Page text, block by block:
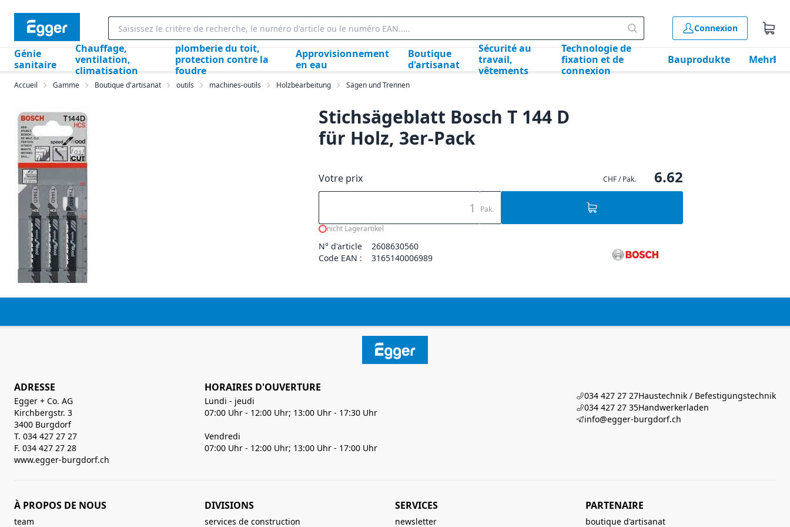
Connexion
Génie
sanitaire
Chauffage,
ventilation,
climatisation
plomberie du toit,
protection contre la
foudre
Approvisionnement
en eau
Boutique
d'artisanat
Sécurité au
travail,
vêtements
Technologie de
fixation et de
connexion
Bauprodukte Mehr
Accueil Gamme Boutique d'artisanat outils machines-outils Holzbearbeitung Sägen und Trennen
Stichsägeblatt Bosch T 144 D
für Holz, 3er-Pack
Votre prix CHF / Pak. 6.62
Pak.
nicht Lagerartikel
N° d'article
2608630560
Code EAN :
3165140006989
ADRESSE
Egger + Co. AG
Kirchbergstr. 3
3400 Burgdorf
T. 034 427 27 27
F. 034 427 27 28
www.egger-burgdorf.ch
HORAIRES D'OUVERTURE
Lundi - jeudi
07:00 Uhr - 12:00 Uhr; 13:00 Uhr - 17:30 Uhr
Vendredi
07:00 Uhr - 12:00 Uhr; 13:00 Uhr - 17:00 Uhr
034 427 27 27Haustechnik / Befestigungstechnik
034 427 27 35Handwerkerladen
info@egger-burgdorf.ch
À PROPOS DE NOUS
team
DIVISIONS
services de construction
SERVICES
newsletter
PARTENAIRE
boutique d'artisanat